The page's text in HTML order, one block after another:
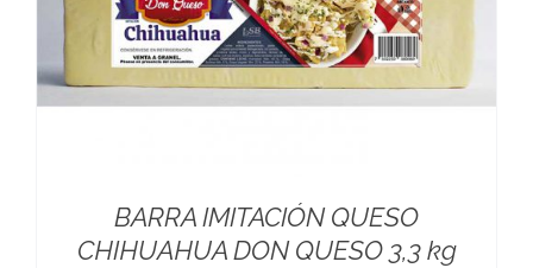
BARRA IMITACIÓN QUESO
CHIHUAHUA DON QUESO 3,3 kg